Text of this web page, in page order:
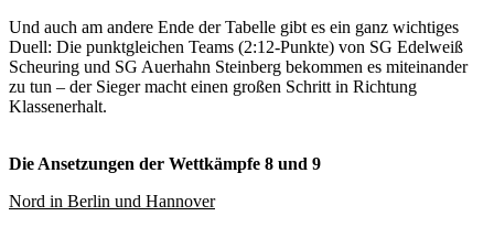
Und auch am andere Ende der Tabelle gibt es ein ganz wichtiges
Duell: Die punktgleichen Teams (2:12-Punkte) von SG Edelweiß
Scheuring und SG Auerhahn Steinberg bekommen es miteinander
zu tun – der Sieger macht einen großen Schritt in Richtung
Klassenerhalt.
Die Ansetzungen der Wettkämpfe 8 und 9
Nord in Berlin und Hannover